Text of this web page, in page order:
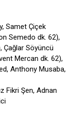
Samet Çiçek
Semedo dk. 62),
Çağlar Söyüncü
Mercan dk. 62),
Anthony Musaba,
Fikri Şen, Adnan